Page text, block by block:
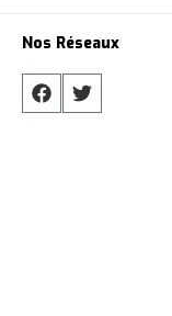
Nos Réseaux